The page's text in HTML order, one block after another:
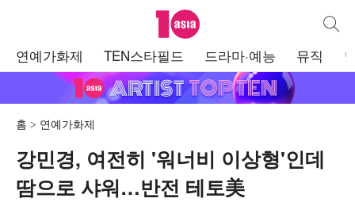
텐아시아 통합
연예가화제 TEN스타필드 드라마·예능 뮤직
홈 연예가화제
강민경, 여전히 '워너비 이상형'인데
땀으로 샤워…반전 테토美